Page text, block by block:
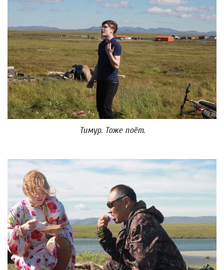
Тимур. Тоже поёт.